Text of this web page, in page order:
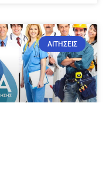
ΑΙΤΗΣΕΙΣ